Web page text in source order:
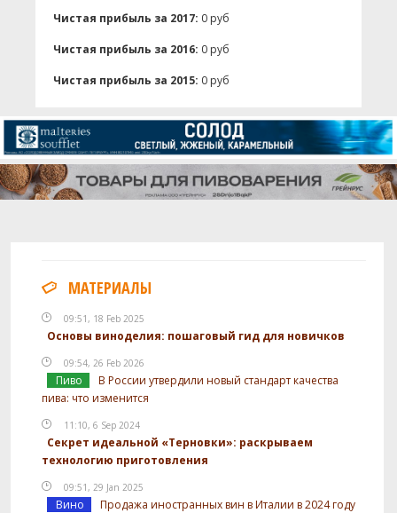
Чистая прибыль за 2017: 0 руб
Чистая прибыль за 2016: 0 руб
Чистая прибыль за 2015: 0 руб
МАТЕРИАЛЫ
09:51, 18 Feb 2025
Основы виноделия: пошаговый гид для новичков
09:54, 26 Feb 2026
Пиво
В России утвердили новый стандарт качества
пива: что изменится
11:10, 6 Sep 2024
Секрет идеальной «Терновки»: раскрываем
технологию приготовления
09:51, 29 Jan 2025
Вино
Продажа иностранных вин в Италии в 2024 году